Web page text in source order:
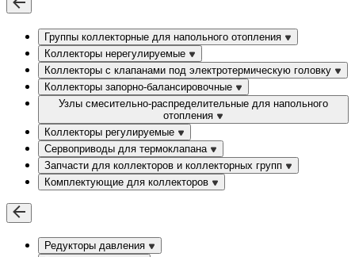
Группы коллекторные для напольного отопления
Коллекторы нерегулируемые
Коллекторы с клапанами под электротермическую головку
Коллекторы запорно-балансировочные
Узлы смесительно-распределительные для напольного
отопления
Коллекторы регулируемые
Сервоприводы для термоклапана
Запчасти для коллекторов и коллекторных групп
Комплектующие для коллекторов
Редукторы давления